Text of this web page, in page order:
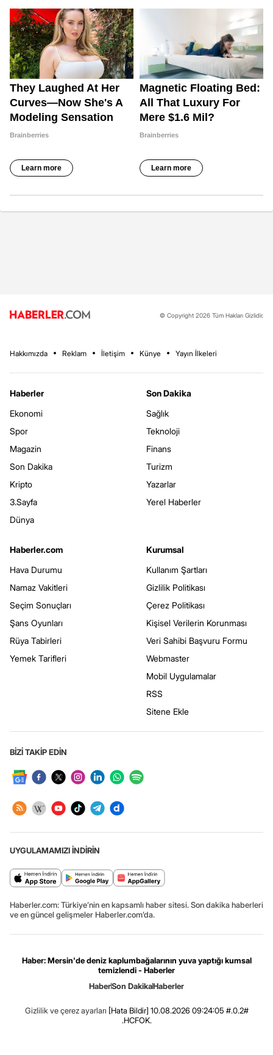
© Copyright 2026 Tüm Hakları Gizlidir.
Hakkımızda Reklam İletişim Künye Yayın İlkeleri
Haberler
Ekonomi
Spor
Magazin
Son Dakika
Kripto
3.Sayfa
Dünya
Son Dakika
Sağlık
Teknoloji
Finans
Turizm
Yazarlar
Yerel Haberler
Haberler.com
Hava Durumu
Namaz Vakitleri
Seçim Sonuçları
Şans Oyunları
Rüya Tabirleri
Yemek Tarifleri
Kurumsal
Kullanım Şartları
Gizlilik Politikası
Çerez Politikası
Kişisel Verilerin Korunması
Veri Sahibi Başvuru Formu
Webmaster
Mobil Uygulamalar
RSS
Sitene Ekle
BİZİ TAKİP EDİN
UYGULAMAMIZI İNDİRİN
Haberler.com: Türkiye’nin en kapsamlı haber sitesi. Son dakika haberleri
ve en güncel gelişmeler Haberler.com’da.
Haber: Mersin'de deniz kaplumbağalarının yuva yaptığı kumsal
temizlendi - Haberler
HaberSon DakikaHaberler
Gizlilik ve çerez ayarları [Hata Bildir] 10.08.2026 09:24:05 #.0.2#
.HCFOK.